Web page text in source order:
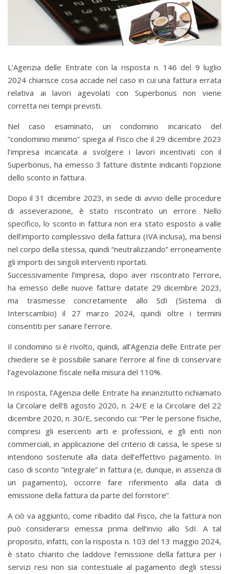
L’Agenzia delle Entrate con la risposta n. 146 del 9 luglio
2024 chiarisce cosa accade nel caso in cui una fattura errata
relativa ai lavori agevolati con Superbonus non viene
corretta nei tempi previsti.
Nel caso esaminato, un condomino incaricato del
“condominio minimo” spiega al Fisco che il 29 dicembre 2023
l’impresa incaricata a svolgere i lavori incentivati con il
Superbonus, ha emesso 3 fatture distinte indicanti l’opzione
dello sconto in fattura.
Dopo il 31 dicembre 2023, in sede di avvio delle procedure
di asseverazione, è stato riscontrato un errore. Nello
specifico, lo sconto in fattura non era stato esposto a valle
dell’importo complessivo della fattura (IVA inclusa), ma bensì
nel corpo della stessa, quindi “neutralizzando” erroneamente
gli importi dei singoli interventi riportati.
Successivamente l’impresa, dopo aver riscontrato l’errore,
ha emesso delle nuove fatture datate 29 dicembre 2023,
ma trasmesse concretamente allo SdI (Sistema di
Interscambio) il 27 marzo 2024, quindi oltre i termini
consentiti per sanare l’errore.
Il condomino si è rivolto, quindi, all’Agenzia delle Entrate per
chiedere se è possibile sanare l’errore al fine di conservare
l’agevolazione fiscale nella misura del 110%.
In risposta, l’Agenzia delle Entrate ha innanzitutto richiamato
la Circolare dell’8 agosto 2020, n. 24/E e la Circolare del 22
dicembre 2020, n. 30/E, secondo cui: “Per le persone fisiche,
compresi gli esercenti arti e professioni, e gli enti non
commerciali, in applicazione del criterio di cassa, le spese si
intendono sostenute alla data dell’effettivo pagamento. In
caso di sconto ”integrale” in fattura (e, dunque, in assenza di
un pagamento), occorre fare riferimento alla data di
emissione della fattura da parte del fornitore”.
A ciò va aggiunto, come ribadito dal Fisco, che la fattura non
può considerarsi emessa prima dell’invio allo SdI. A tal
proposito, infatti, con la risposta n. 103 del 13 maggio 2024,
è stato chiarito che laddove l’emissione della fattura per i
servizi resi non sia contestuale al pagamento degli stessi